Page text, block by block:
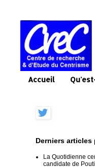
Accueil
Derniers articles
La Quotidienne
candidate de